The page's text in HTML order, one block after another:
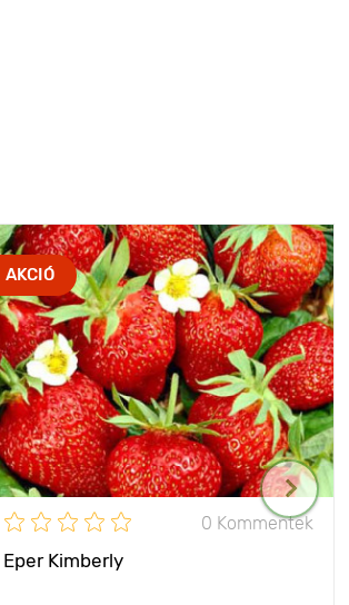
AKCIÓ
0 Kommentek
Eper Kimberly